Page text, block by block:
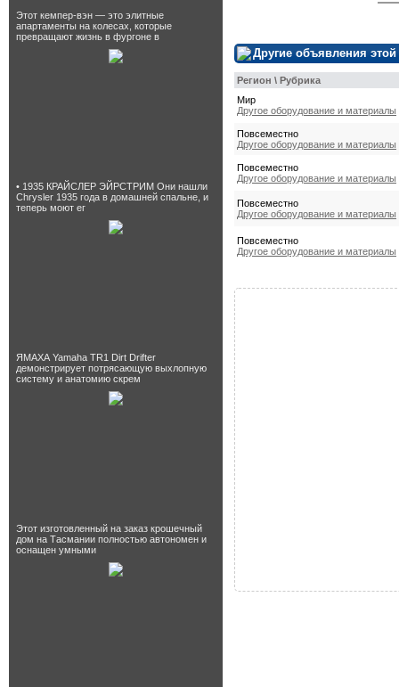
Этот кемпер-вэн — это элитные
апартаменты на колесах, которые
превращают жизнь в фургоне в
• 1935 КРАЙСЛЕР ЭЙРСТРИМ Они нашли
Chrysler 1935 года в домашней спальне, и
теперь моют ег
ЯМАХА Yamaha TR1 Dirt Drifter
демонстрирует потрясающую выхлопную
систему и анатомию скрем
Этот изготовленный на заказ крошечный
дом на Тасмании полностью автономен и
оснащен умными
Другие объявления
Регион \ Рубрика
Мир
Другое оборудование и материалы
Повсеместно
Другое оборудование и материалы
Повсеместно
Другое оборудование и материалы
Повсеместно
Другое оборудование и материалы
Повсеместно
Другое оборудование и материалы